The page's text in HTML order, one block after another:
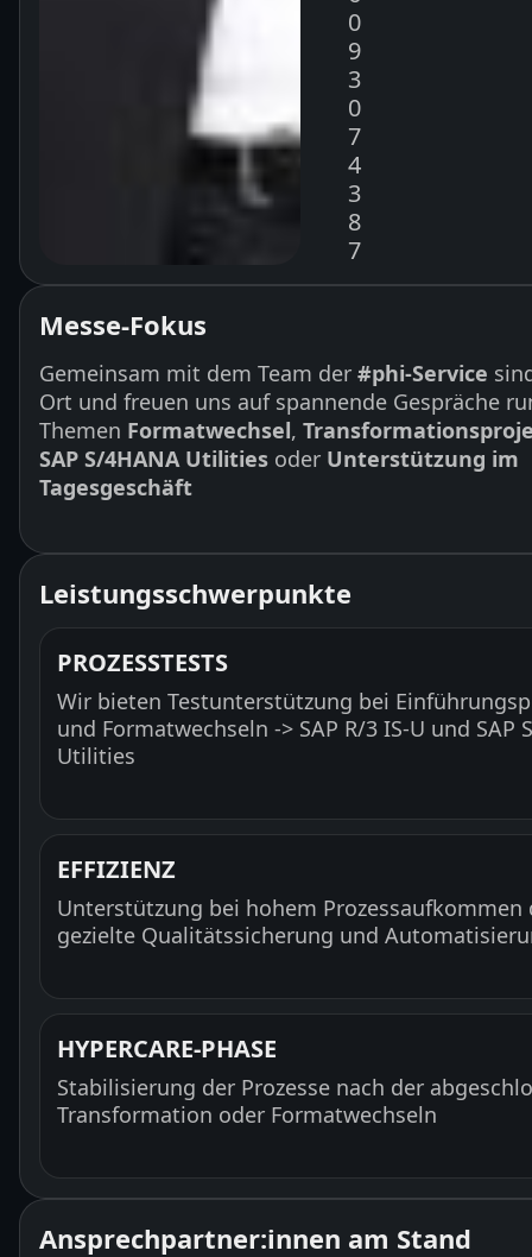
0
9
3
0
7
4
3
8
7
Messe-Fokus
Gemeinsam mit dem Team der #phi-Service
Ort und freuen uns auf spannende Gespräche
Themen Formatwechsel,
SAP S/4HANA Utilities oder Unterstützung im
Tagesgeschäft
Leistungsschwerpunkte
PROZESSTESTS
Wir bieten Testunterstützung bei
und Formatwechseln -> SAP R/3 IS-U und SAP
Utilities
EFFIZIENZ
Unterstützung bei hohem Prozessaufkommen
gezielte Qualitätssicherung und
HYPERCARE-PHASE
Stabilisierung der Prozesse nach der
Transformation oder Formatwechseln
Ansprechpartner:innen am Stand